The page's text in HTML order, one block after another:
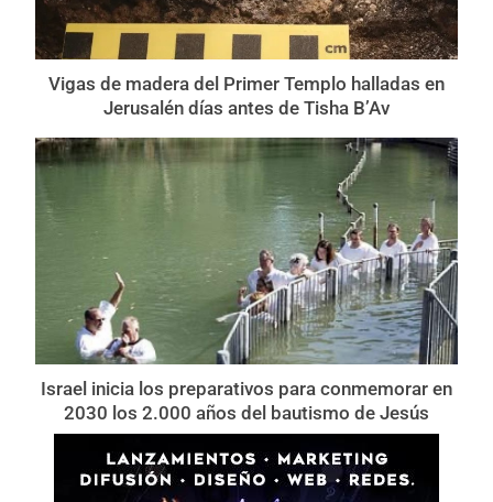
Vigas de madera del Primer Templo halladas en
Jerusalén días antes de Tisha B’Av
Israel inicia los preparativos para conmemorar en
2030 los 2.000 años del bautismo de Jesús